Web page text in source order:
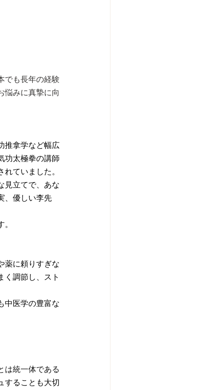
でも長年の経験
悩みに真摯に向
推拿学など幅広
功太極拳の講師
ていました。
見立てで、あな
、優しい李先
薬に頼りすぎな
く調節し、スト
中医学の豊富な
は統一体である
することも大切